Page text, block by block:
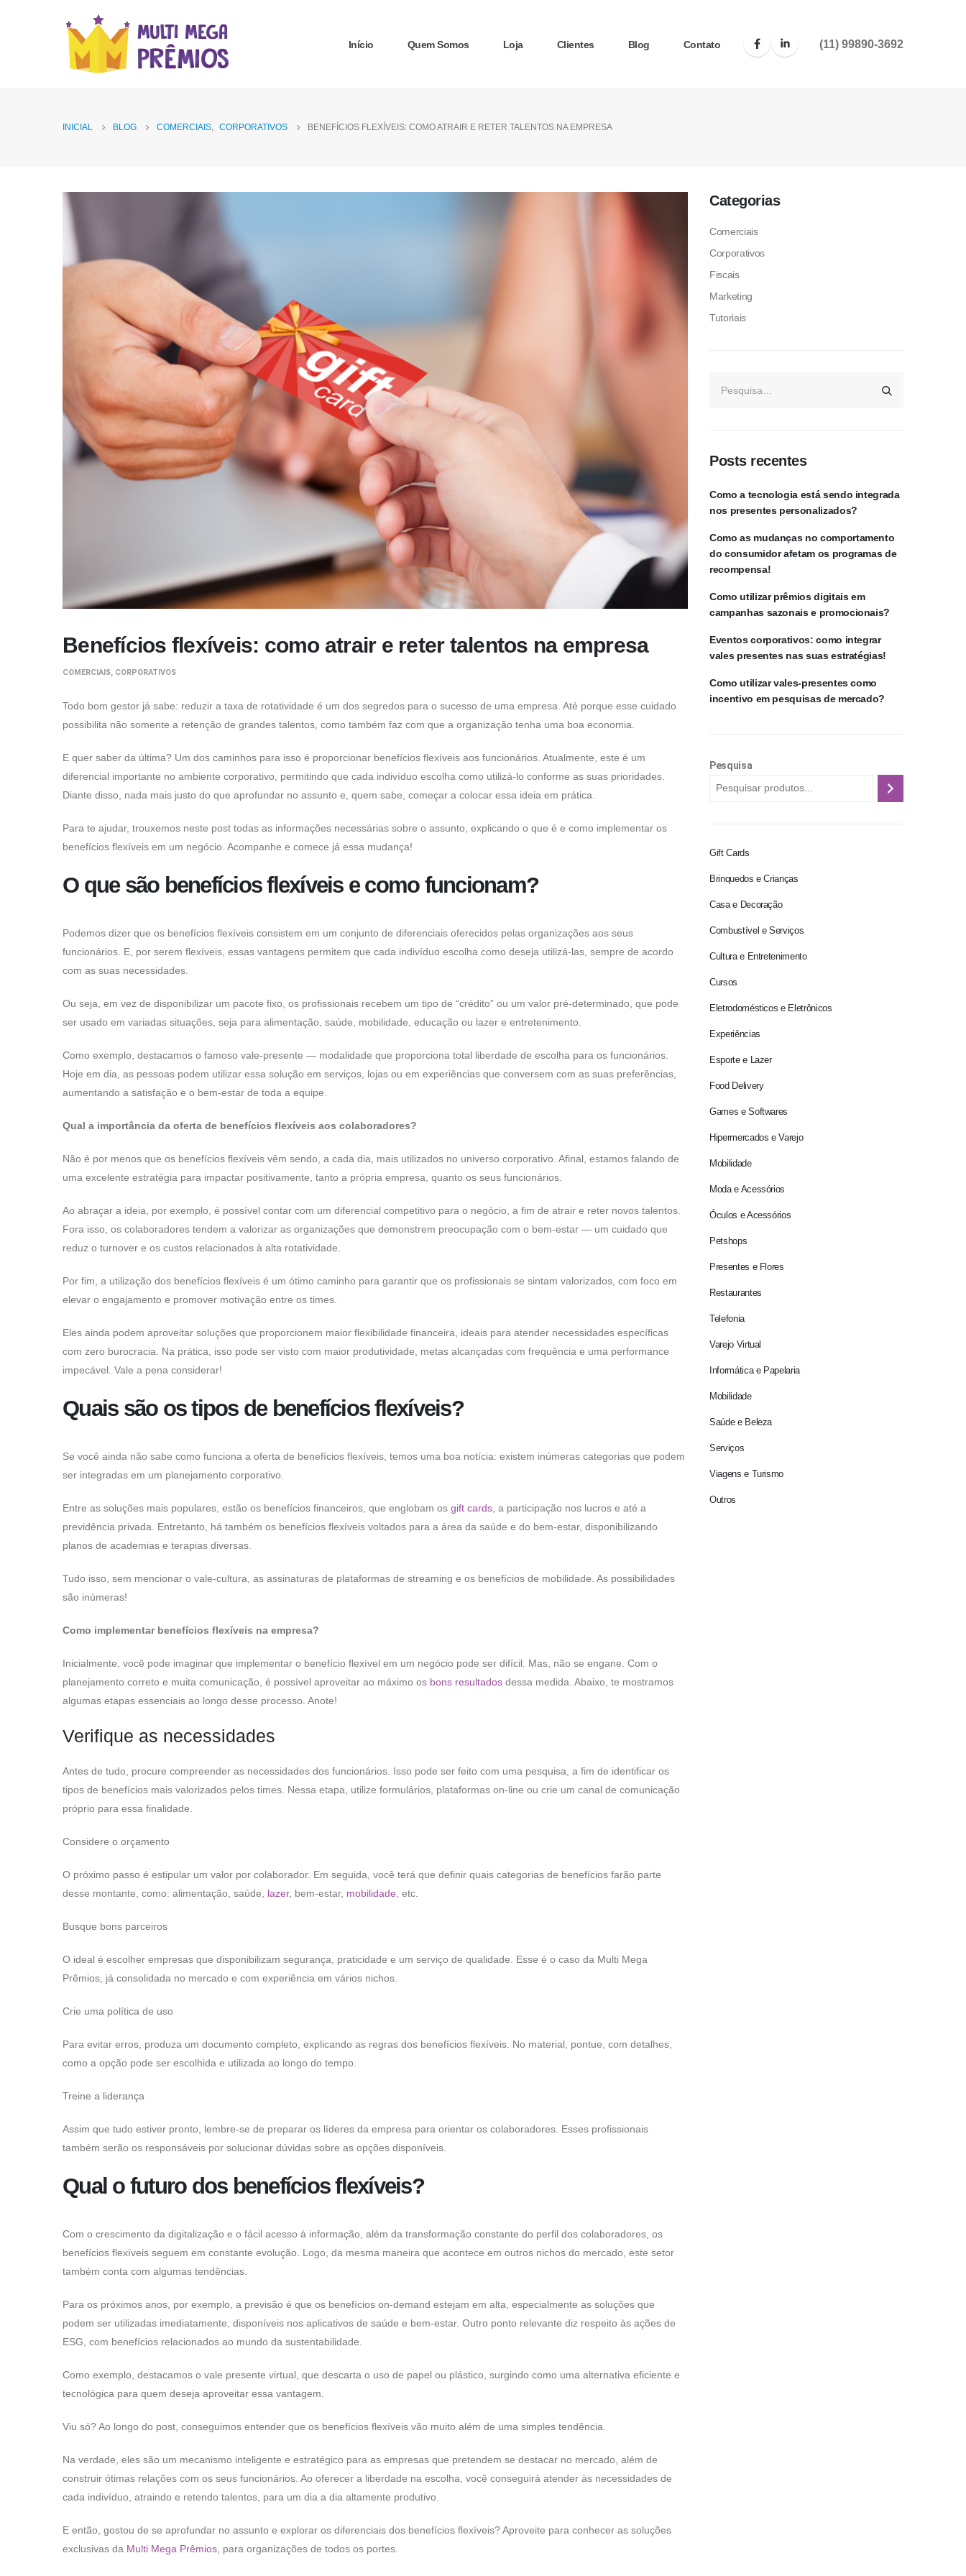
Início Quem Somos Loja Clientes Blog Contato (11) 99890-3692
INICIAL BLOG COMERCIAIS, CORPORATIVOS BENEFÍCIOS FLEXÍVEIS: COMO ATRAIR E RETER TALENTOS NA EMPRESA
Benefícios flexíveis: como atrair e reter talentos na empresa
COMERCIAIS, CORPORATIVOS
Todo bom gestor já sabe: reduzir a taxa de rotatividade é um dos segredos para o sucesso de uma empresa. Até porque esse cuidado
possibilita não somente a retenção de grandes talentos, como também faz com que a organização tenha uma boa economia.
E quer saber da última? Um dos caminhos para isso é proporcionar benefícios flexíveis aos funcionários. Atualmente, este é um
diferencial importante no ambiente corporativo, permitindo que cada indivíduo escolha como utilizá-lo conforme as suas prioridades.
Diante disso, nada mais justo do que aprofundar no assunto e, quem sabe, começar a colocar essa ideia em prática.
Para te ajudar, trouxemos neste post todas as informações necessárias sobre o assunto, explicando o que é e como implementar os
benefícios flexíveis em um negócio. Acompanhe e comece já essa mudança!
O que são benefícios flexíveis e como funcionam?
Podemos dizer que os benefícios flexíveis consistem em um conjunto de diferenciais oferecidos pelas organizações aos seus
funcionários. E, por serem flexíveis, essas vantagens permitem que cada indivíduo escolha como deseja utilizá-las, sempre de acordo
com as suas necessidades.
Ou seja, em vez de disponibilizar um pacote fixo, os profissionais recebem um tipo de “crédito” ou um valor pré-determinado, que pode
ser usado em variadas situações, seja para alimentação, saúde, mobilidade, educação ou lazer e entretenimento.
Como exemplo, destacamos o famoso vale-presente — modalidade que proporciona total liberdade de escolha para os funcionários.
Hoje em dia, as pessoas podem utilizar essa solução em serviços, lojas ou em experiências que conversem com as suas preferências,
aumentando a satisfação e o bem-estar de toda a equipe.
Qual a importância da oferta de benefícios flexíveis aos colaboradores?
Não é por menos que os benefícios flexíveis vêm sendo, a cada dia, mais utilizados no universo corporativo. Afinal, estamos falando de
uma excelente estratégia para impactar positivamente, tanto a própria empresa, quanto os seus funcionários.
Ao abraçar a ideia, por exemplo, é possível contar com um diferencial competitivo para o negócio, a fim de atrair e reter novos talentos.
Fora isso, os colaboradores tendem a valorizar as organizações que demonstrem preocupação com o bem-estar — um cuidado que
reduz o turnover e os custos relacionados à alta rotatividade.
Por fim, a utilização dos benefícios flexíveis é um ótimo caminho para garantir que os profissionais se sintam valorizados, com foco em
elevar o engajamento e promover motivação entre os times.
Eles ainda podem aproveitar soluções que proporcionem maior flexibilidade financeira, ideais para atender necessidades específicas
com zero burocracia. Na prática, isso pode ser visto com maior produtividade, metas alcançadas com frequência e uma performance
impecável. Vale a pena considerar!
Quais são os tipos de benefícios flexíveis?
Se você ainda não sabe como funciona a oferta de benefícios flexíveis, temos uma boa notícia: existem inúmeras categorias que podem
ser integradas em um planejamento corporativo.
Entre as soluções mais populares, estão os benefícios financeiros, que englobam os gift cards , a participação nos lucros e até a
previdência privada. Entretanto, há também os benefícios flexíveis voltados para a área da saúde e do bem-estar, disponibilizando
planos de academias e terapias diversas.
Tudo isso, sem mencionar o vale-cultura, as assinaturas de plataformas de streaming e os benefícios de mobilidade. As possibilidades
são inúmeras!
Como implementar benefícios flexíveis na empresa?
Inicialmente, você pode imaginar que implementar o benefício flexível em um negócio pode ser difícil. Mas, não se engane. Com o
planejamento correto e muita comunicação, é possível aproveitar ao máximo os bons resultados dessa medida. Abaixo, te mostramos
algumas etapas essenciais ao longo desse processo. Anote!
Verifique as necessidades
Antes de tudo, procure compreender as necessidades dos funcionários. Isso pode ser feito com uma pesquisa, a fim de identificar os
tipos de benefícios mais valorizados pelos times. Nessa etapa, utilize formulários, plataformas on-line ou crie um canal de comunicação
próprio para essa finalidade.
Considere o orçamento
O próximo passo é estipular um valor por colaborador. Em seguida, você terá que definir quais categorias de benefícios farão parte
desse montante, como: alimentação, saúde, lazer, bem-estar, mobilidade , etc.
Busque bons parceiros
O ideal é escolher empresas que disponibilizam segurança, praticidade e um serviço de qualidade. Esse é o caso da Multi Mega
Prêmios, já consolidada no mercado e com experiência em vários nichos.
Crie uma política de uso
Para evitar erros, produza um documento completo, explicando as regras dos benefícios flexíveis. No material, pontue, com detalhes,
como a opção pode ser escolhida e utilizada ao longo do tempo.
Treine a liderança
Assim que tudo estiver pronto, lembre-se de preparar os líderes da empresa para orientar os colaboradores. Esses profissionais
também serão os responsáveis por solucionar dúvidas sobre as opções disponíveis.
Qual o futuro dos benefícios flexíveis?
Com o crescimento da digitalização e o fácil acesso à informação, além da transformação constante do perfil dos colaboradores, os
benefícios flexíveis seguem em constante evolução. Logo, da mesma maneira que acontece em outros nichos do mercado, este setor
também conta com algumas tendências.
Para os próximos anos, por exemplo, a previsão é que os benefícios on-demand estejam em alta, especialmente as soluções que
podem ser utilizadas imediatamente, disponíveis nos aplicativos de saúde e bem-estar. Outro ponto relevante diz respeito às ações de
ESG, com benefícios relacionados ao mundo da sustentabilidade.
Como exemplo, destacamos o vale presente virtual, que descarta o uso de papel ou plástico, surgindo como uma alternativa eficiente e
tecnológica para quem deseja aproveitar essa vantagem.
Viu só? Ao longo do post, conseguimos entender que os benefícios flexíveis vão muito além de uma simples tendência.
Na verdade, eles são um mecanismo inteligente e estratégico para as empresas que pretendem se destacar no mercado, além de
construir ótimas relações com os seus funcionários. Ao oferecer a liberdade na escolha, você conseguirá atender às necessidades de
cada indivíduo, atraindo e retendo talentos, para um dia a dia altamente produtivo.
E então, gostou de se aprofundar no assunto e explorar os diferenciais dos benefícios flexíveis? Aproveite para conhecer as soluções
exclusivas da Multi Mega Prêmios , para organizações de todos os portes.
Categorias
Comerciais
Corporativos
Fiscais
Marketing
Tutoriais
Posts recentes
Como a tecnologia está sendo integrada
nos presentes personalizados?
Como as mudanças no comportamento
do consumidor afetam os programas de
recompensa!
Como utilizar prêmios digitais em
campanhas sazonais e promocionais?
Eventos corporativos: como integrar
vales presentes nas suas estratégias!
Como utilizar vales-presentes como
incentivo em pesquisas de mercado?
Pesquisa
Gift Cards
Brinquedos e Crianças
Casa e Decoração
Combustível e Serviços
Cultura e Entretenimento
Cursos
Eletrodomésticos e Eletrônicos
Experiências
Esporte e Lazer
Food Delivery
Games e Softwares
Hipermercados e Varejo
Mobilidade
Moda e Acessórios
Óculos e Acessórios
Petshops
Presentes e Flores
Restaurantes
Telefonia
Varejo Virtual
Informática e Papelaria
Mobilidade
Saúde e Beleza
Serviços
Viagens e Turismo
Outros
opcionais.
para melhorar a
estrutura e as
do nosso site
Experiência
São usados
enquanto você
navega em
você desativar,
não estarão
para você.
Marketing
comportamento
as chances de
e ofertas mais